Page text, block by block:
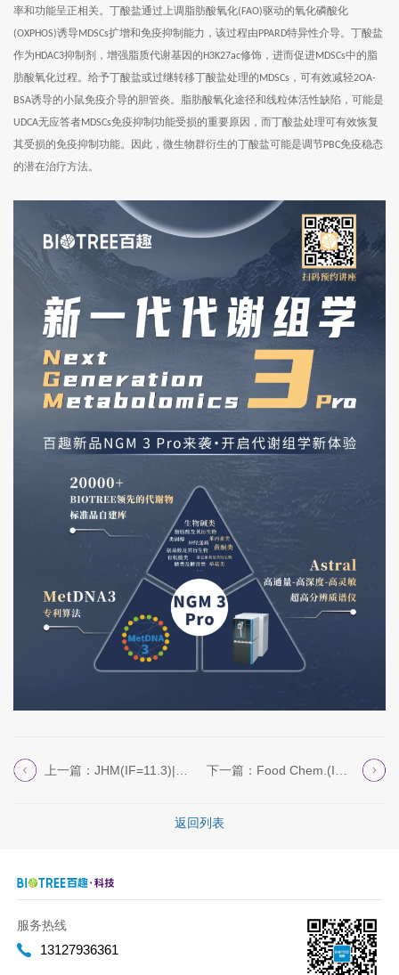
率和功能呈正相关。丁酸盐通过上调脂肪酸氧化(FAO)驱动的氧化磷酸化
(OXPHOS)诱导 MDSCs扩增和免疫抑制能力，该过程由 PPARD特异性介导。丁酸盐
作为 HDAC3抑制剂，增强脂质代谢基因的 H3K27ac修饰，进而促进MDSCs中的脂
肪酸氧化过程。给予丁酸盐或过继转移丁酸盐处理的 MDSCs ，可有效减轻2OA-
BSA诱导的小鼠免疫介导的胆管炎。脂肪酸氧化途径和线粒体活性缺陷，可能是
UDCA无应答者MDSCs免疫抑制功能受损的重要原因，而丁酸盐处理可有效恢复
其受损的免疫抑制功能。因此，微生物群衍生的丁酸盐可能是调节PBC免疫稳态
的潜在治疗方法。
返回列表
服务热线
13127936361